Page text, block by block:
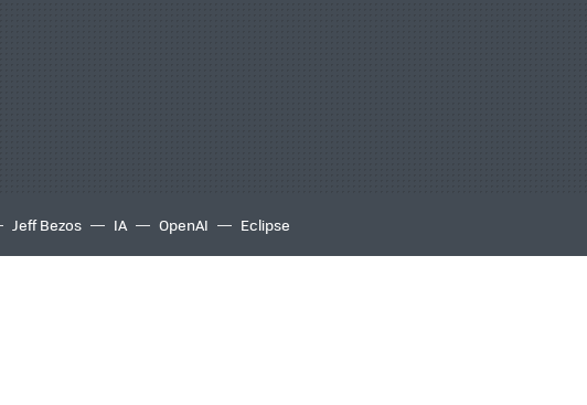
Jeff Bezos IA OpenAI Eclipse